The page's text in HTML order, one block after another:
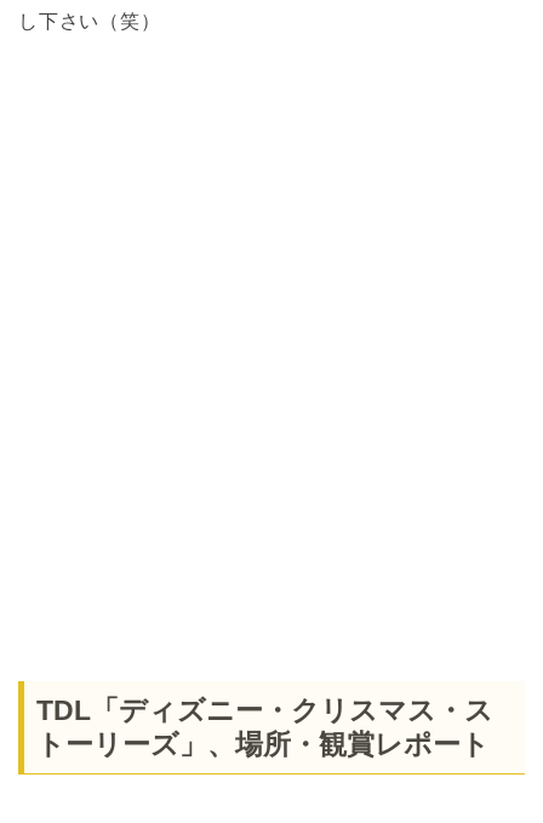
し下さい（笑）
TDL「ディズニー・クリスマス・ス
トーリーズ」、場所・観賞レポート